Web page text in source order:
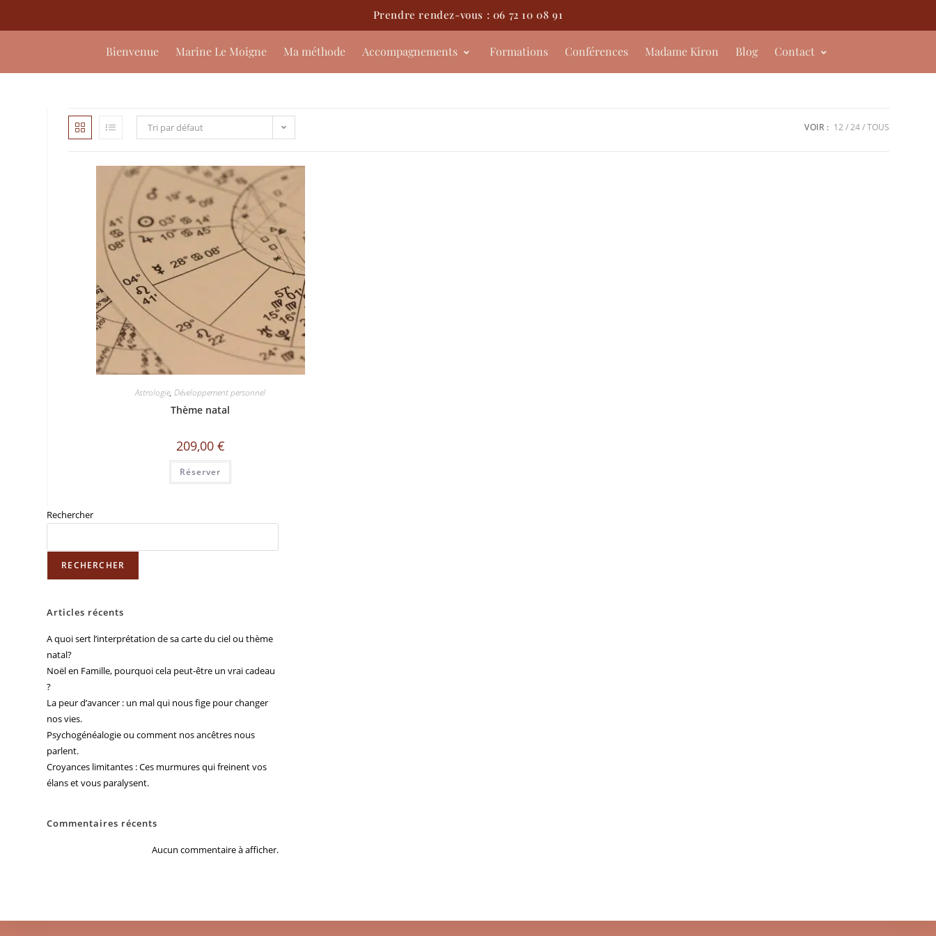
Prendre rendez-vous : 06 72 10 08 91
Bienvenue Marine Le Moigne Ma méthode Accompagnements Formations Conférences Madame Kiron Blog Contact
Tri par défaut VOIR : 12 24 TOUS
Astrologie,Développement personnel
Thème natal
209,00 €
Réserver
Rechercher
RECHERCHER
Articles récents
A quoi sert l’interprétation de sa carte du ciel ou thème
natal?
Noël en Famille, pourquoi cela peut-être un vrai cadeau
?
La peur d’avancer : un mal qui nous fige pour changer
nos vies.
Psychogénéalogie ou comment nos ancêtres nous
parlent.
Croyances limitantes : Ces murmures qui freinent vos
élans et vous paralysent.
Commentaires récents
Aucun commentaire à afficher.